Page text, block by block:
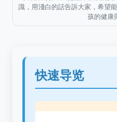
識，用淺白的話告訴大家，希望
孩的健康
快速导览